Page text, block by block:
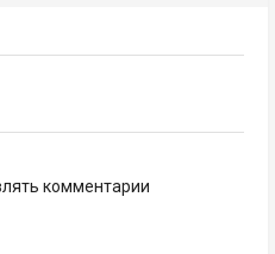
комментарии